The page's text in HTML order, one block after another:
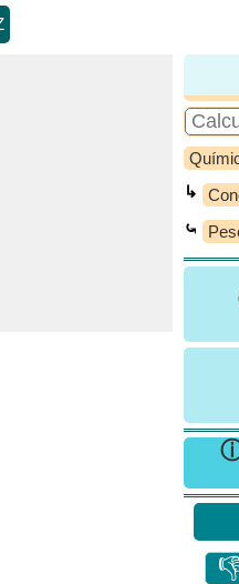
↳
⤿